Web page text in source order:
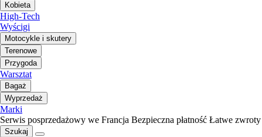
Kobieta
High-Tech
Wyścigi
Motocykle i skutery
Terenowe
Przygoda
Warsztat
Bagaż
Wyprzedaż
Marki
Serwis posprzedażowy we Francja Bezpieczna płatność Łatwe zwroty
Szukaj